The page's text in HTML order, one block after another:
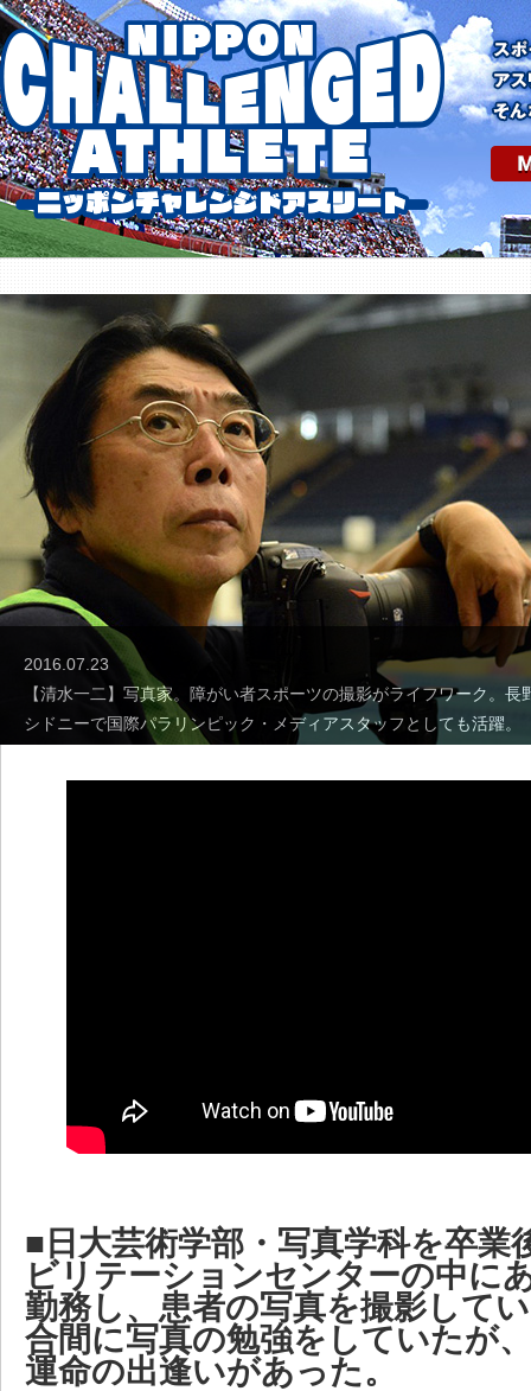
2016.07.23
【清水一二】写真家。障がい者スポーツの撮影がライフワーク。長
シドニーで国際パラリンピック・メディアスタッフとしても活躍。
■日大芸術学部・写真学科を卒業
ビリテーションセンターの中に
勤務し、患者の写真を撮影して
合間に写真の勉強をしていたが
運命の出逢いがあった。